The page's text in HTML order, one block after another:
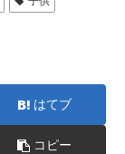
はてブ
コピー